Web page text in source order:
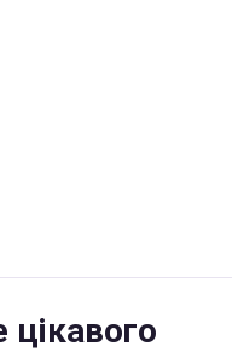
цікавого